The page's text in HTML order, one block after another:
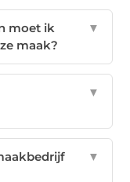
moet ik
maak?
▼
▼
▼